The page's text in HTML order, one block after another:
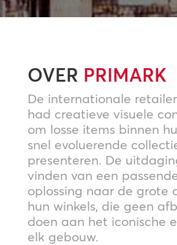
OVER PRIMARK
De internationale
had creatieve visuele
om losse items binnen
snel evoluerende
presenteren. De
vinden van een
oplossing naar de grote
hun winkels, die geen
doen aan het iconische
elk gebouw.